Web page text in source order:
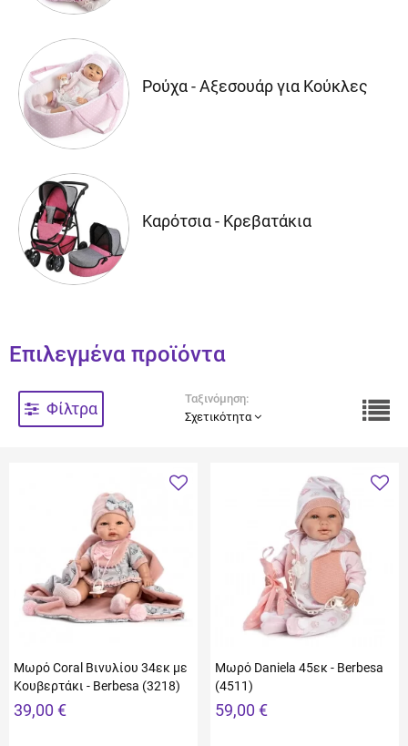
Ρούχα - Αξεσουάρ για Κούκλες
Καρότσια - Κρεβατάκια
Επιλεγμένα προϊόντα
Φίλτρα
Ταξινόμηση:
Σχετικότητα
Μωρό Coral Βινυλίου 34εκ με
Κουβερτάκι - Berbesa (3218)
39,00 €
Μωρό Daniela 45εκ - Berbesa
(4511)
59,00 €